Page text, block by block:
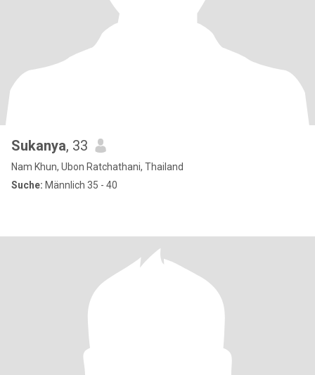
Sukanya, 33
Nam Khun, Ubon Ratchathani, Thailand
Suche: Männlich 35 - 40